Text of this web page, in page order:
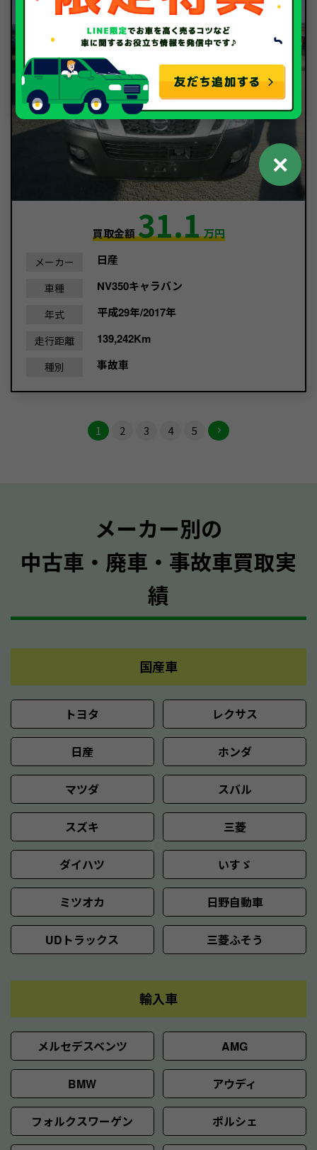
買取金額31.1万円
メーカー 日産
車種 NV350キャラバン
年式 平成29年/2017年
走行距離 139,242Km
種別 事故車
1 2 3 4 5
メーカー別の
中古車・廃車・事故車買取実
績
国産車
トヨタ レクサス
日産 ホンダ
マツダ スバル
スズキ 三菱
ダイハツ いすゞ
ミツオカ 日野自動車
UDトラックス 三菱ふそう
輸入車
メルセデスベンツ AMG
BMW アウディ
フォルクスワーゲン ポルシェ
✕